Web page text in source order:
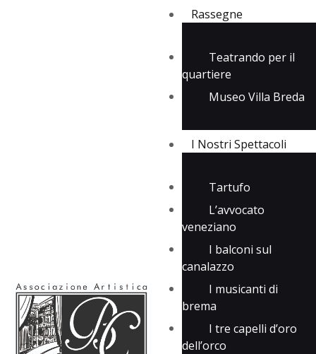
Rassegne
Teatrando per il
quartiere
Museo Villa Breda
I Nostri Spettacoli
Tartufo
L’avvocato
veneziano
I balconi sul
canalazzo
I musicanti di
brema
I tre capelli d’oro
dell’orco
I Nostri Spettacoli